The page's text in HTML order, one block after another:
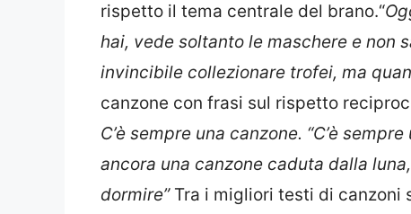
rispetto il tema centrale del brano.“
hai, vede soltanto le maschere e non
invincibile collezionare trofei, ma
canzone con frasi sul rispetto
C’è sempre una canzone. “C’è
ancora una canzone caduta dalla
dormire” Tra i migliori testi di canzoni